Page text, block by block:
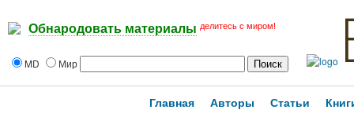
Обнародовать материалы делитесь с миром!
MD Мир
Главная Авторы Статьи